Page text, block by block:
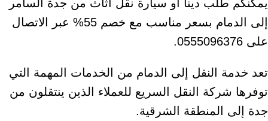
يمكنكم طلب دينا أو سيارة نقل أثاث من جدة السامر
إلى الدمام بسعر مناسب مع خصم 55% عبر الاتصال
على 0555096376.
تعد خدمة النقل إلى الدمام من الخدمات المهمة التي
توفرها شركة النقل السريع للعملاء الذين ينتقلون من
جدة إلى المنطقة الشرقية.